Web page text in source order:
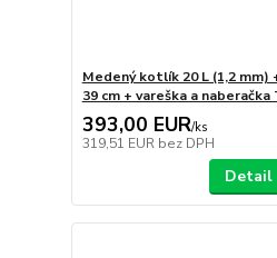
Medený kotlík 20 L (1,2
39 cm + vareška a naberačka
393,00 EUR/ks
319,51 EUR bez DPH
Detail